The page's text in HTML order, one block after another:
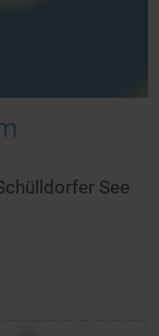
See